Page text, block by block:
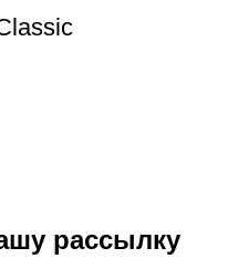
рассылку